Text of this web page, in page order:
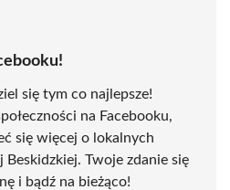
się tym co najlepsze!
na Facebooku,
się więcej o lokalnych
Twoje zdanie się
i bądź na bieżąco!